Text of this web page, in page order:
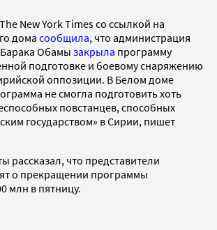
New York Times со ссылкой на
дома сообщила, что администрация
Обамы закрыла программу
подготовке и боевому снаряжению
оппозиции. В Белом доме
не смогла подготовить хоть
повстанцев, способных
государством» в Сирии, пишет
рассказал, что представители
о прекращении программы
млн в пятницу.